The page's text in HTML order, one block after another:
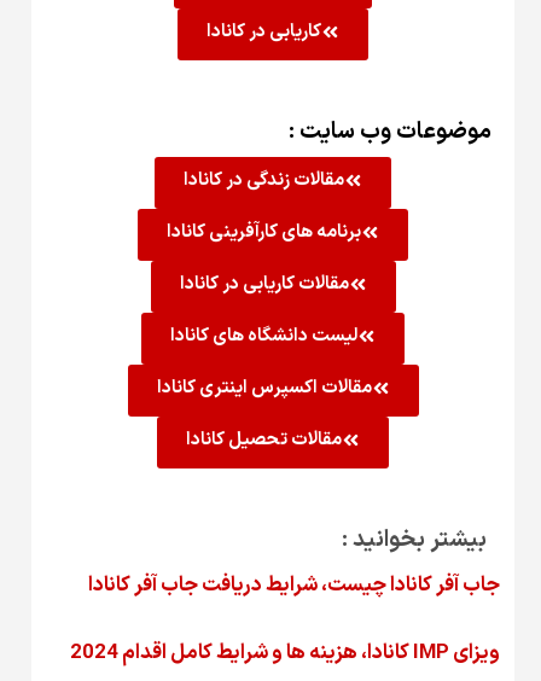
کاریابی در کانادا
موضوعات وب سایت :
مقالات زندگی در کانادا
برنامه های کارآفرینی کانادا
مقالات کاریابی در کانادا
لیست دانشگاه های کانادا
مقالات اکسپرس اینتری کانادا
مقالات تحصیل کانادا
بیشتر بخوانید :
جاب آفر کانادا چیست، شرایط دریافت جاب آفر کانادا
ویزای IMP کانادا، هزینه ها و شرایط کامل اقدام 2024